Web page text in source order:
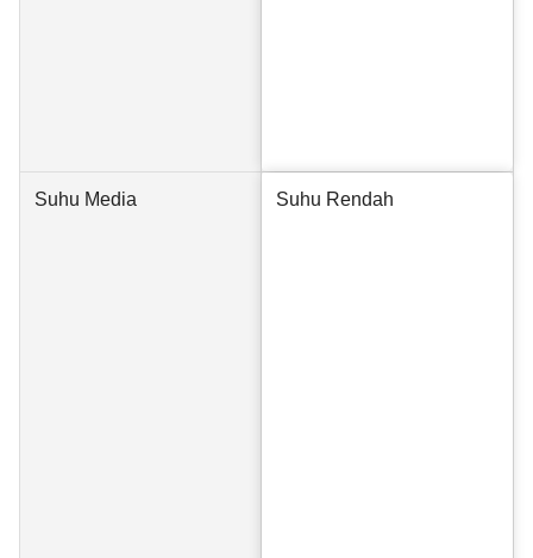
Suhu Media Suhu Rendah